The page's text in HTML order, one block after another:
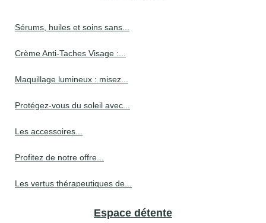
Sérums, huiles et soins sans...
Crème Anti-Taches Visage :...
Maquillage lumineux : misez...
Protégez-vous du soleil avec...
Les accessoires...
Profitez de notre offre...
Les vertus thérapeutiques de...
Espace détente